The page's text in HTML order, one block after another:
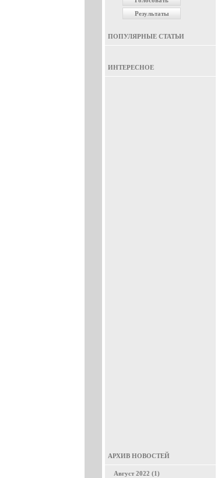
ПОПУЛЯРНЫЕ СТАТЬИ
ИНТЕРЕСНОЕ
АРХИВ НОВОСТЕЙ
Август 2022 (1)